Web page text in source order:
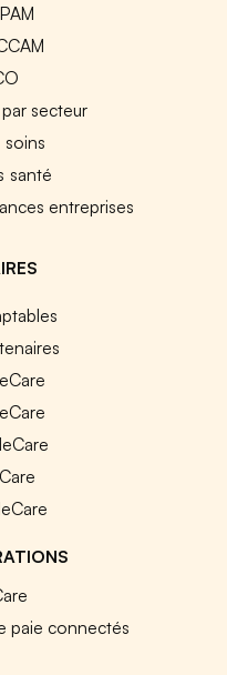
secteur
soins
santé
entreprises
paie connectés